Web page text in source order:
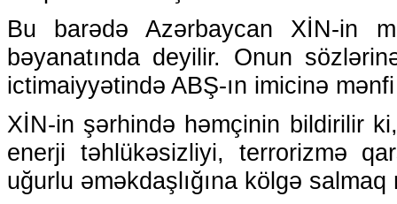
Bu barədə Azərbaycan XİN-in
bəyanatında deyilir. Onun
ictimaiyyətində ABŞ-ın imicinə
XİN-in şərhində həmçinin bildirilir
enerji təhlükəsizliyi, terrorizmə
uğurlu əməkdaşlığına kölgə